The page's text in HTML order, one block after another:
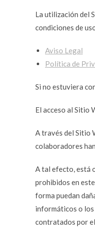
La utilización del
condiciones de
Aviso Legal
Política de
Si no estuviera
El acceso al Sitio
A través del Sitio
colaboradores
A tal efecto, está
prohibidos en
forma puedan
informáticos o los
contratados por